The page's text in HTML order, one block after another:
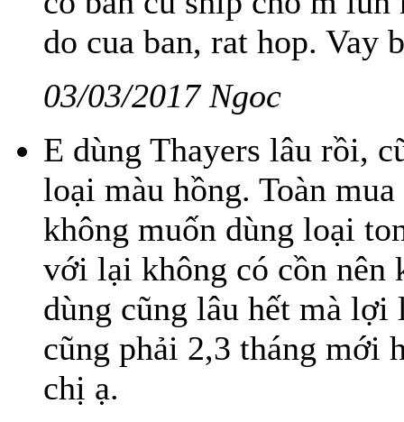
do cua ban, rat hop. Vay
03/03/2017 Ngoc
E dùng Thayers lâu rồi,
loại màu hồng. Toàn
không muốn dùng loại
với lại không có cồn nên
dùng cũng lâu hết mà
cũng phải 2,3 tháng mới
chị ạ.